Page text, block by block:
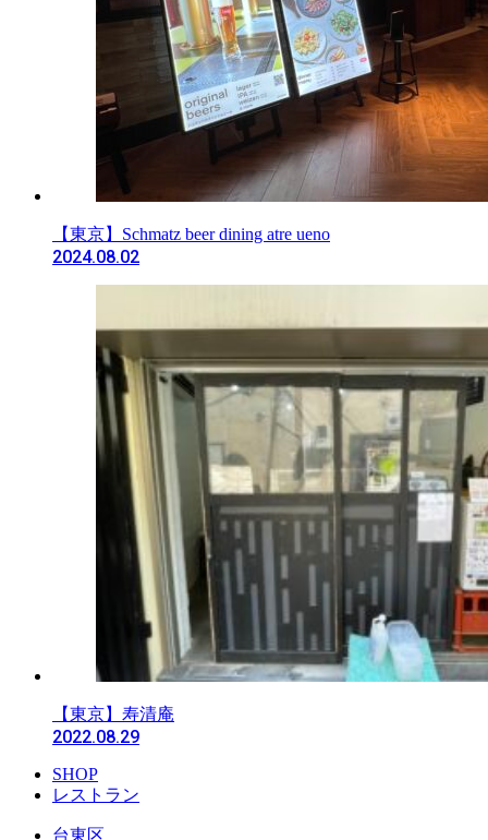
【東京】Schmatz beer dining atre ueno
2024.08.02
【東京】寿清庵
2022.08.29
SHOP
レストラン
台東区